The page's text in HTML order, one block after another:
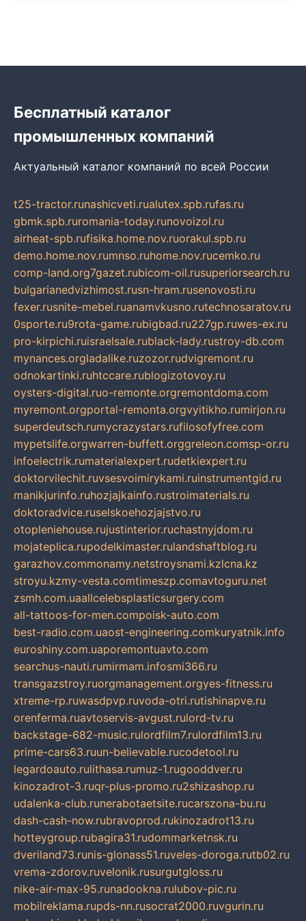
Бесплатный каталог
промышленных компаний
Актуальный каталог компаний по всей России
t25-tractor.runashicveti.rualutex.spb.rufas.ru
gbmk.spb.ruromania-today.runovoizol.ru
airheat-spb.rufisika.home.nov.ruorakul.spb.ru
demo.home.nov.rumnso.ruhome.nov.rucemko.ru
comp-land.org7gazet.rubicom-oil.rusuperiorsearch.ru
bulgarianedvizhimost.rusn-hram.rusenovosti.ru
fexer.rusnite-mebel.ruanamvkusno.rutechnosaratov.ru
0sporte.ru9rota-game.rubigbad.ru227gp.ruwes-ex.ru
pro-kirpichi.ruisraelsale.rublack-lady.rustroy-db.com
mynances.orgladalike.ruzozor.rudvigremont.ru
odnokartinki.ruhtccare.rublogizotovoy.ru
oysters-digital.ruo-remonte.orgremontdoma.com
myremont.orgportal-remonta.orgvyitikho.rumirjon.ru
superdeutsch.rumycrazystars.rufilosofyfree.com
mypetslife.orgwarren-buffett.orggreleon.comsp-or.ru
infoelectrik.rumaterialexpert.rudetkiexpert.ru
doktorvilechit.ruvsesvoimirykami.ruinstrumentgid.ru
manikjurinfo.ruhozjajkainfo.rustroimaterials.ru
doktoradvice.ruselskoehozjajstvo.ru
otopleniehouse.rujustinterior.ruchastnyjdom.ru
mojateplica.rupodelkimaster.rulandshaftblog.ru
garazhov.commonamy.netstroysnami.kzlcna.kz
stroyu.kzmy-vesta.comtimeszp.comavtoguru.net
zsmh.com.uaallcelebsplasticsurgery.com
all-tattoos-for-men.compoisk-auto.com
best-radio.com.uaost-engineering.comkuryatnik.info
euroshiny.com.uaporemontuavto.com
searchus-nauti.rumirmam.infosmi366.ru
transgazstroy.ruorgmanagement.orgyes-fitness.ru
xtreme-rp.ruwasdpvp.ruvoda-otri.rutishinapve.ru
orenferma.ruavtoservis-avgust.rulord-tv.ru
backstage-682-music.rulordfilm7.rulordfilm13.ru
prime-cars63.ruun-believable.rucodetool.ru
legardoauto.rulithasa.rumuz-1.rugooddver.ru
kinozadrot-3.ruqr-plus-promo.ru2shizashop.ru
udalenka-club.runerabotaetsite.rucarszona-bu.ru
dash-cash-now.rubravoprod.rukinozadrot13.ru
hotteygroup.rubagira31.rudommarketnsk.ru
dveriland73.runis-glonass51.ruveles-doroga.rutb02.ru
vrema-zdorov.ruvelonik.rusurgutgloss.ru
nike-air-max-95.runadookna.rulubov-pic.ru
mobilreklama.rupds-nn.rusocrat2000.ruvgurin.ru